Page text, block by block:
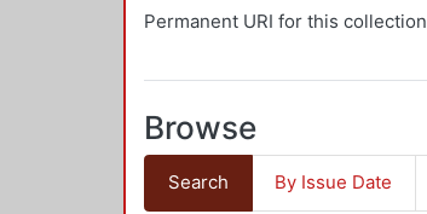
Permanent URI for this collection
Browse
Search By Issue Date